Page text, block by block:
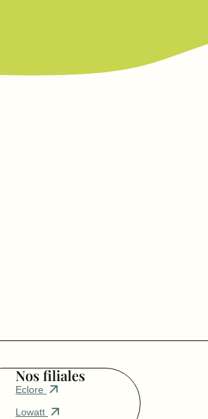
Nos filiales
Eclore
Lowatt